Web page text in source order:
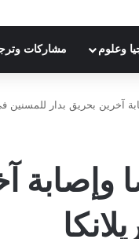
وعلوم مشاركات
شخصا